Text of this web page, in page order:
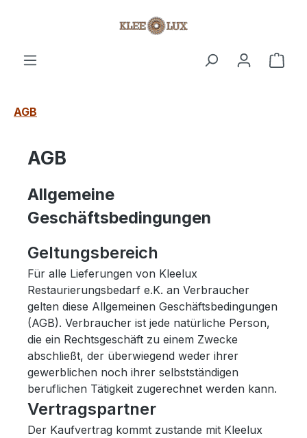
AGB
AGB
Allgemeine
Geschäftsbedingungen
Geltungsbereich
Für alle Lieferungen von Kleelux
Restaurierungsbedarf e.K. an Verbraucher
gelten diese Allgemeinen Geschäftsbedingungen
(AGB). Verbraucher ist jede natürliche Person,
die ein Rechtsgeschäft zu einem Zwecke
abschließt, der überwiegend weder ihrer
gewerblichen noch ihrer selbstständigen
beruflichen Tätigkeit zugerechnet werden kann.
Vertragspartner
Der Kaufvertrag kommt zustande mit Kleelux